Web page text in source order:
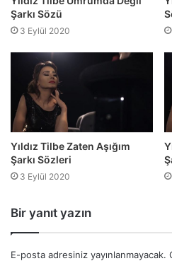
Şarkı Sözü
3 Eylül 2020
Yıldız Tilbe Zaten Aşığım
Şarkı Sözleri
3 Eylül 2020
Bir yanıt yazın
E-posta adresiniz yayınlanmayacak.